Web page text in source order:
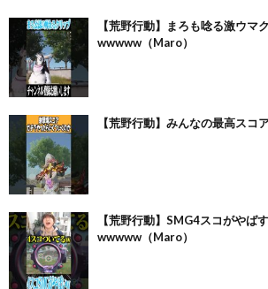
【荒野行動】まろも唸る激ウマ
wwwww（Maro）
【荒野行動】みんなの最高スコ
【荒野行動】SMG4スコがやば
wwwww（Maro）